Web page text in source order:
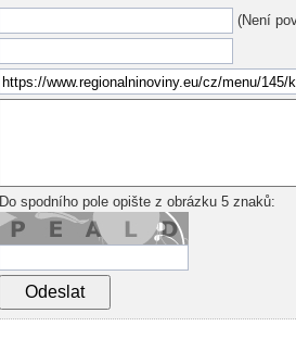
(Není
Do spodního pole opište z obrázku 5 znaků: